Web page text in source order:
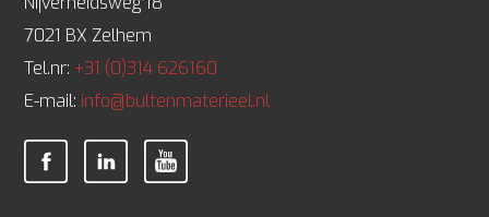
7021 BX Zelhem
Tel.nr: +31 (0)314 626160
E-mail: info@bultenmaterieel.nl